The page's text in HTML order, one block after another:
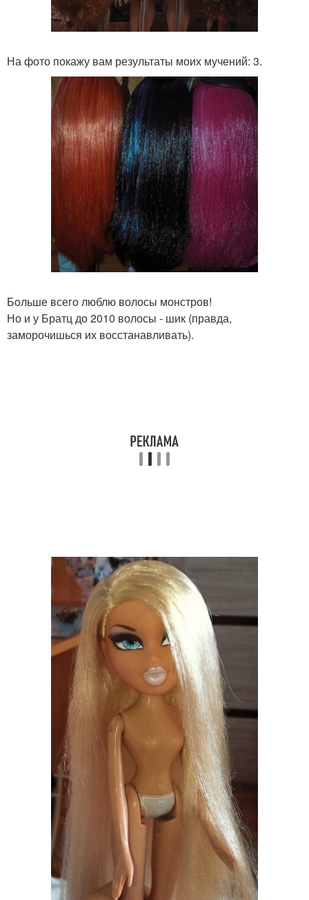
На фото покажу вам результаты моих мучений: 3.
Больше всего люблю волосы монстров!
Но и у Братц до 2010 волосы - шик (правда,
заморочишься их восстанавливать).